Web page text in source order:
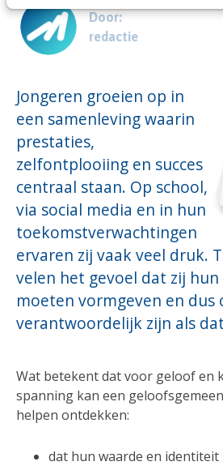
Door:
redactie
Jongeren groeien op in
een samenleving waarin
prestaties,
zelfontplooiing en succes
centraal staan. Op school,
via social media en in hun
toekomstverwachtingen
ervaren zij vaak veel druk.
velen het gevoel dat zij
moeten vormgeven en dus
verantwoordelijk zijn als
Wat betekent dat voor geloof en
spanning kan een
helpen ontdekken:
dat hun waarde en